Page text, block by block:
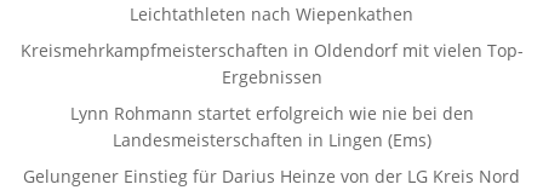
Leichtathleten nach Wiepenkathen
Kreismehrkampfmeisterschaften in Oldendorf mit vielen Top-
Ergebnissen
Lynn Rohmann startet erfolgreich wie nie bei den
Landesmeisterschaften in Lingen (Ems)
Gelungener Einstieg für Darius Heinze von der LG Kreis Nord